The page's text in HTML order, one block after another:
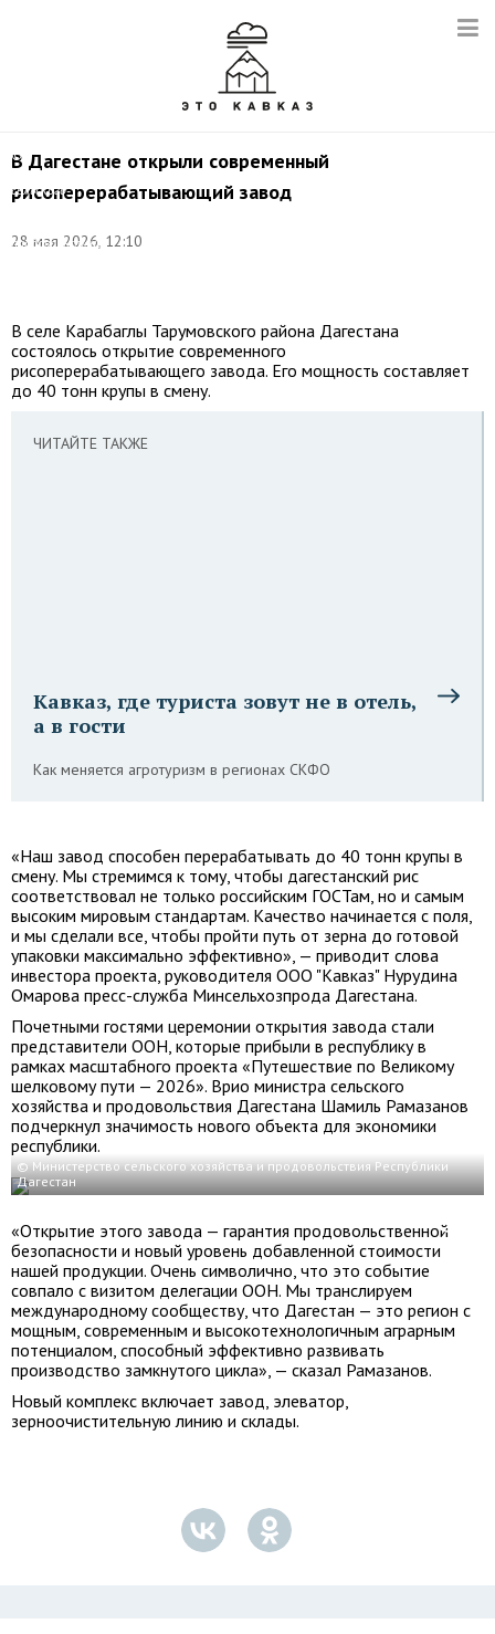
В Дагестане открыли современный
рисоперерабатывающий завод
28 мая 2026, 12:10
©
Министерство
сельского
хозяйства
продовольствия
В селе Карабаглы Тарумовского района Дагестана
состоялось открытие современного
рисоперерабатывающего завода. Его мощность составляет
до 40 тонн крупы в смену.
ЧИТАЙТЕ ТАКЖЕ
Кавказ, где туриста зовут не в отель,
а в гости
Как меняется агротуризм в регионах СКФО
«Наш завод способен перерабатывать до 40 тонн крупы в
смену. Мы стремимся к тому, чтобы дагестанский рис
соответствовал не только российским ГОСТам, но и самым
высоким мировым стандартам. Качество начинается с поля,
и мы сделали все, чтобы пройти путь от зерна до готовой
упаковки максимально эффективно», — приводит слова
инвестора проекта, руководителя ООО "Кавказ" Нурудина
Омарова пресс-служба Минсельхозпрода Дагестана.
Почетными гостями церемонии открытия завода стали
представители ООН, которые прибыли в республику в
рамках масштабного проекта «Путешествие по Великому
шелковому пути — 2026». Врио министра сельского
хозяйства и продовольствия Дагестана Шамиль Рамазанов
подчеркнул значимость нового объекта для экономики
республики.
© Министерство сельского хозяйства и продовольствия Республики
Дагестан
«Открытие этого завода — гарантия продовольственной
безопасности и новый уровень добавленной стоимости
нашей продукции. Очень символично, что это событие
совпало с визитом делегации ООН. Мы транслируем
международному сообществу, что Дагестан — это регион с
мощным, современным и высокотехнологичным аграрным
потенциалом, способный эффективно развивать
производство замкнутого цикла», — сказал Рамазанов.
Новый комплекс включает завод, элеватор,
зерноочистительную линию и склады.